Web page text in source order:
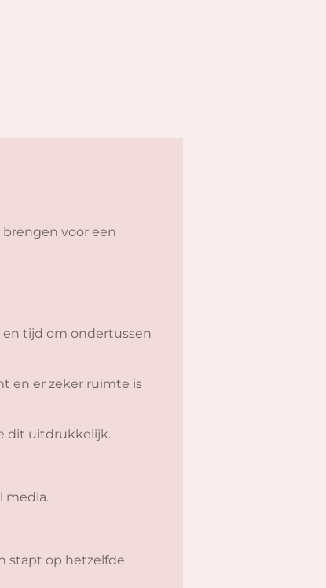
voor een
tijd om ondertussen
en er zeker ruimte is
dit uitdrukkelijk.
media.
stapt op hetzelfde